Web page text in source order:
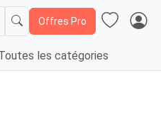
Offres Pro
les catégories